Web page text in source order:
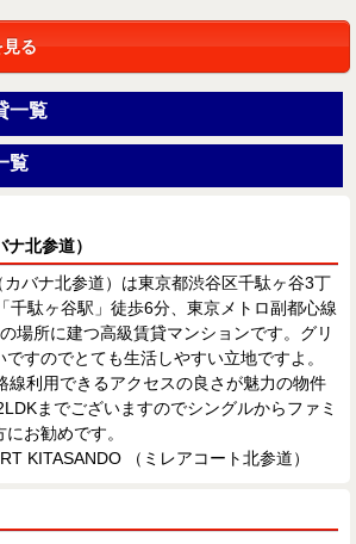
る
一覧
覧
北参道）
カバナ北参道）は東京都渋谷区千駄ヶ谷3丁
千駄ヶ谷駅」徒歩6分、東京メトロ副都心線
場所に建つ高級賃貸マンションです。グリ
すのでとても生活しやすい立地ですよ。
線利用できるアクセスの良さが魅力の物件
までございますのでシングルからファミ
お勧めです。
KITASANDO （ミレアコート北参道）